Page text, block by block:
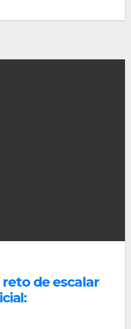
de escalar
y confianza